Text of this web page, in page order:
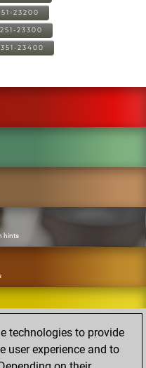
23200
23300
23400
hints
technologies to provide
user experience and to